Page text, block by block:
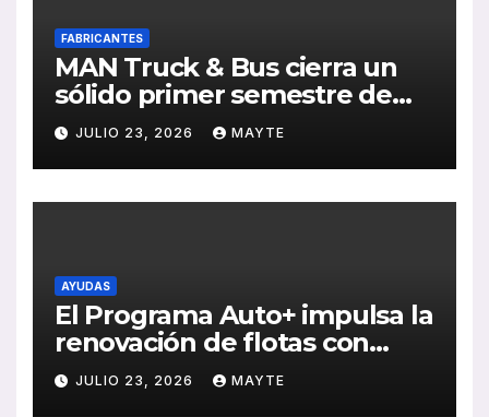
FABRICANTES
MAN Truck & Bus cierra un
sólido primer semestre de
2026 con crecimiento en
ventas, pedidos y
rentabilidad
JULIO 23, 2026 MAYTE
AYUDAS
El Programa Auto+ impulsa la
renovación de flotas con
ayudas a vehículos eléctricos
ligeros
JULIO 23, 2026 MAYTE